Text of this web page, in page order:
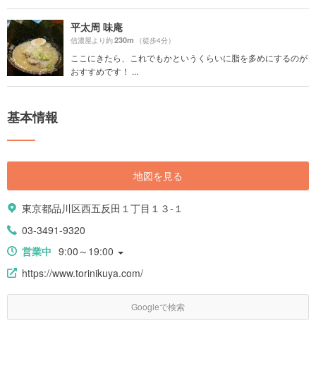
平太周 味庵
信濃屋より約230m （徒歩4分）
ここにきたら、これでもかというくらいに脂を多めにするのが
おすすめです！ ...
基本情報
地図を見る
東京都品川区西五反田１丁目１３-１
03-3491-9320
営業中 9:00～19:00
https://www.torinikuya.com/
Googleで検索